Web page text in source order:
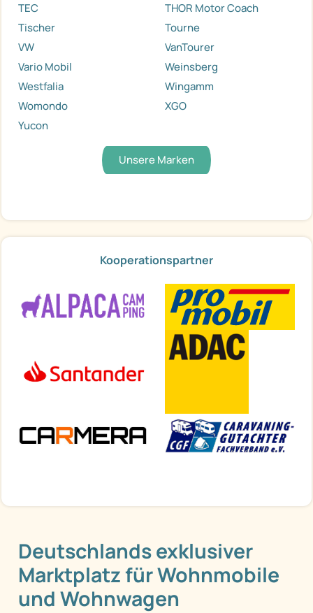
TEC
THOR Motor Coach
Tischer
Tourne
VW
VanTourer
Vario Mobil
Weinsberg
Westfalia
Wingamm
Womondo
XGO
Yucon
Unsere Marken
Kooperationspartner
Deutschlands exklusiver
Marktplatz für Wohnmobile
und Wohnwagen